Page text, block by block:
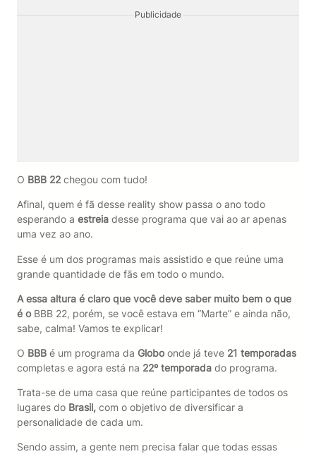
Publicidade
O BBB 22 chegou com tudo!
Afinal, quem é fã desse reality show passa o ano todo
esperando a estreia desse programa que vai ao ar apenas
uma vez ao ano.
Esse é um dos programas mais assistido e que reúne uma
grande quantidade de fãs em todo o mundo.
A essa altura é claro que você deve saber muito bem o que
é oBBB 22, porém, se você estava em “Marte” e ainda não,
sabe, calma! Vamos te explicar!
O BBB é um programa da Globoonde já teve21 temporadas
completas e agora está na 22º temporadado programa.
Trata-se de uma casa que reúne participantes de todos os
lugares doBrasil,com o objetivo de diversificar a
personalidade de cada um.
Sendo assim, a gente nem precisa falar que todas essas